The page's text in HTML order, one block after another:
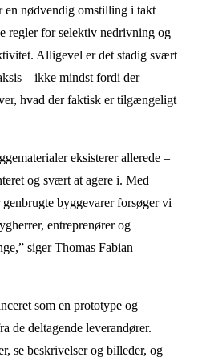
en nødvendig omstilling i takt
regler for selektiv nedrivning og
Alligevel er det stadig svært
– ikke mindst fordi der
hvad der faktisk er tilgængeligt
eksisterer allerede –
og svært at agere i. Med
byggevarer forsøger vi
entreprenører og
siger Thomas Fabian
som en prototype og
de deltagende leverandører.
se beskrivelser og billeder, og